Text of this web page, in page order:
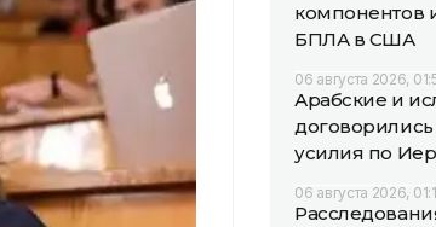
компонентов
БПЛА в США
06 августа 2026,
Арабские и
договорились
усилия по
06 августа 2026,